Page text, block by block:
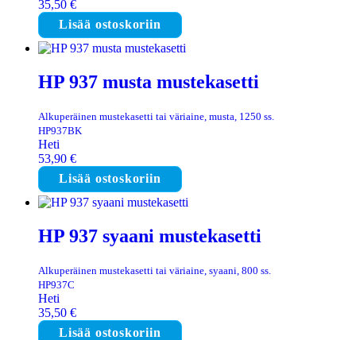
35,50 €
Lisää ostoskoriin
HP 937 musta mustekasetti
Alkuperäinen mustekasetti tai väriaine, musta, 1250 ss.
HP937BK
Heti
53,90 €
Lisää ostoskoriin
HP 937 syaani mustekasetti
Alkuperäinen mustekasetti tai väriaine, syaani, 800 ss.
HP937C
Heti
35,50 €
Lisää ostoskoriin